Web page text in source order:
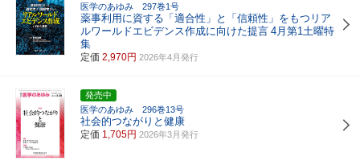
医学のあゆみ 297巻1号
薬事利用に資する「適合性」と「信頼性」をもつリア
ルワールドエビデンス作成に向けた提言 4月第1土曜特
集
定価 2,970円 2026年4月発行
発売中
医学のあゆみ 296巻13号
社会的つながりと健康
定価 1,705円 2026年3月発行